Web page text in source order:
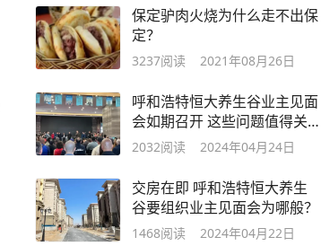
保定驴肉火烧为什么走不出保
定？
3237阅读 2021年08月26日
呼和浩特恒大养生谷业主见面
会如期召开 这些问题值得关
注
2032阅读 2024年04月24日
交房在即 呼和浩特恒大养生
谷要组织业主见面会为哪般？
1468阅读 2024年04月22日